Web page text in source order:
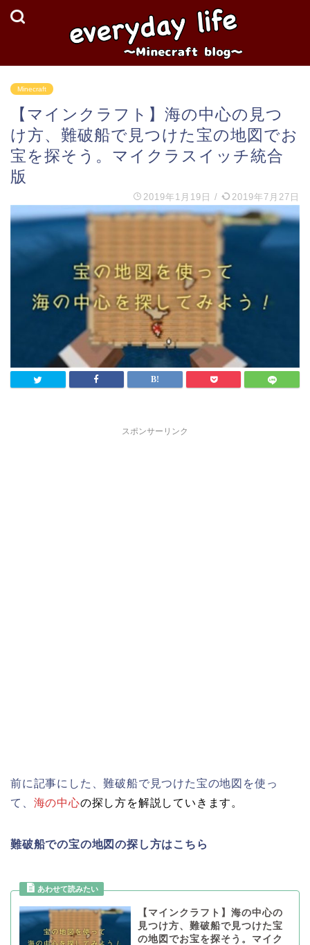
Minecraft
【マインクラフト】海の中心の見つ
け方、難破船で見つけた宝の地図でお
宝を探そう。マイクラスイッチ統合
版
2019年1月19日 / 2019年7月27日
スポンサーリンク
前に記事にした、難破船で見つけた宝の地図を使っ
て、 海の中心の探し方を解説していきます。
難破船での宝の地図の探し方はこちら
【マインクラフト】海の中心の
見つけ方、難破船で見つけた宝
の地図でお宝を探そう。マイク